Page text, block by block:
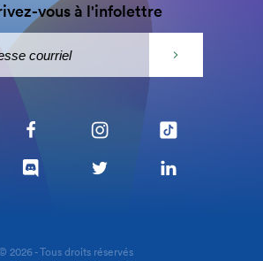
vous à l'infolettre
2026 - Tous droits réservés